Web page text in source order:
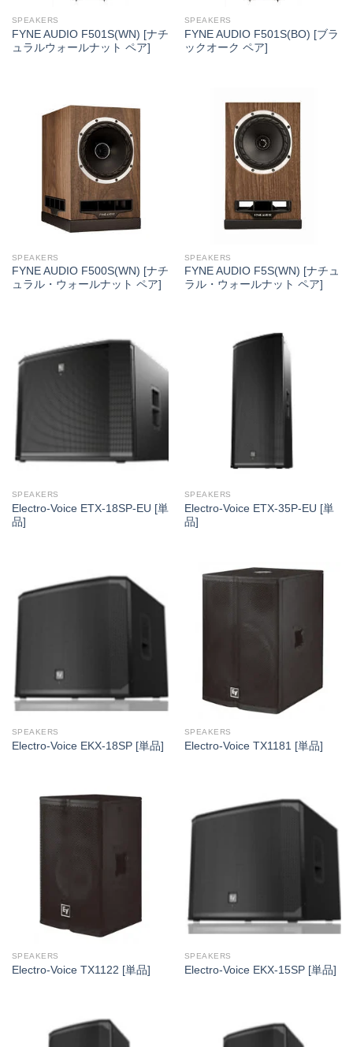
SPEAKERS
FYNE AUDIO F501S(WN) [ナチ
ュラルウォールナット ペア]
SPEAKERS
FYNE AUDIO F501S(BO) [ブラ
ックオーク ペア]
SPEAKERS
FYNE AUDIO F500S(WN) [ナチ
ュラル・ウォールナット ペア]
SPEAKERS
FYNE AUDIO F5S(WN) [ナチュ
ラル・ウォールナット ペア]
SPEAKERS
Electro-Voice ETX-18SP-EU [単
品]
SPEAKERS
Electro-Voice ETX-35P-EU [単
品]
SPEAKERS
Electro-Voice EKX-18SP [単品]
SPEAKERS
Electro-Voice TX1181 [単品]
SPEAKERS
Electro-Voice TX1122 [単品]
SPEAKERS
Electro-Voice EKX-15SP [単品]